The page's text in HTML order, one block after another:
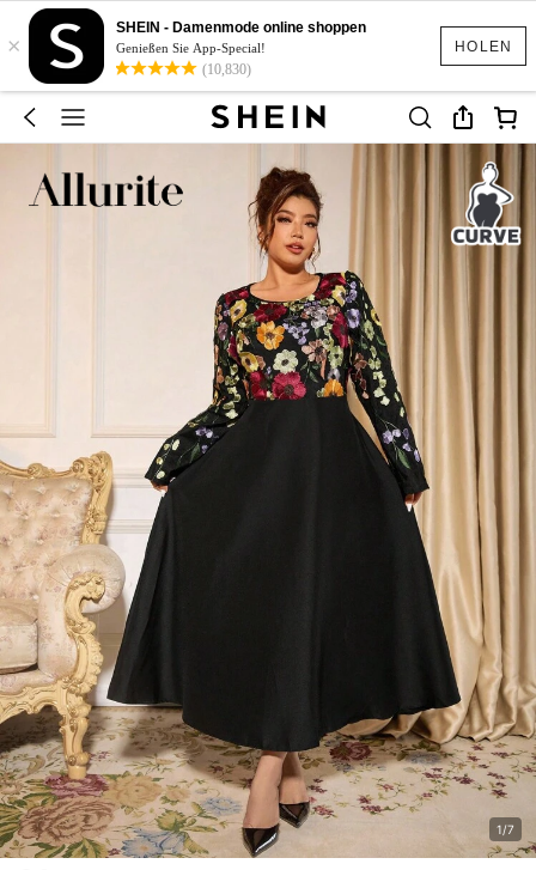
HOLEN
×
SHEIN - Damenmode online shoppen
Genießen Sie App-Special!
(10,830)
1/7